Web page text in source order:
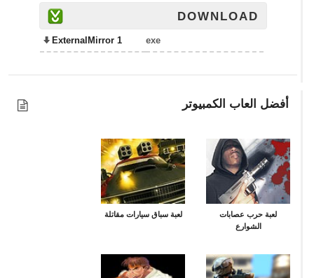
DOWNLOAD
exe
ExternalMirror 1
أفضل العاب الكمبيوتر
لعبة حرب عصابات
الشوارع
لعبة سباق سيارات مقاتلة